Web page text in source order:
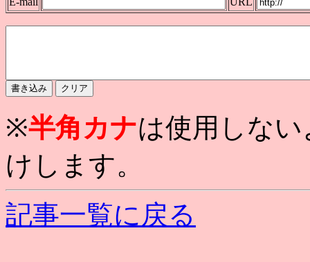
※半角カナは使用しな
けします。
記事一覧に戻る